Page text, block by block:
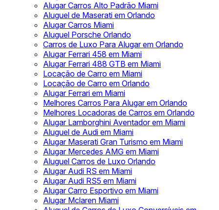
Alugar Carros Alto Padrão Miami
Aluguel de Maserati em Orlando
Alugar Carros Miami
Aluguel Porsche Orlando
Carros de Luxo Para Alugar em Orlando
Alugar Ferrari 458 em Miami
Alugar Ferrari 488 GTB em Miami
Locação de Carro em Miami
Locação de Carro em Orlando
Alugar Ferrari em Miami
Melhores Carros Para Alugar em Orlando
Melhores Locadoras de Carros em Orlando
Alugar Lamborghini Aventador em Miami
Aluguel de Audi em Miami
Alugar Maserati Gran Turismo em Miami
Alugar Mercedes AMG em Miami
Aluguel Carros de Luxo Orlando
Alugar Audi RS em Miami
Alugar Audi RS5 em Miami
Alugar Carro Esportivo em Miami
Alugar Mclaren Miami